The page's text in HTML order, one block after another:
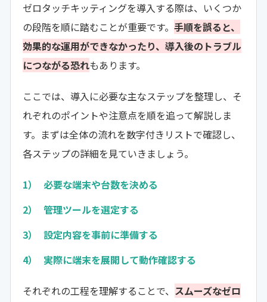
ゼロタッチキッティングを導入する際は、いくつか
の段階を順に踏むことが重要です。 手順を誤ると、
効果的な運用ができなかったり、導入後のトラブル
につながる恐れもあります。
ここでは、導入に必要な主なステップを整理し、そ
れぞれのポイントや注意点を順を追って解説しま
す。まずは全体の流れを数字付きリストで確認し、
各ステップの詳細を見ていきましょう。
必要な端末や台数を決める
管理ツールを選定する
設定内容を事前に準備する
実際に端末を展開して動作確認する
それぞれの工程を理解することで、 スムーズなゼロ